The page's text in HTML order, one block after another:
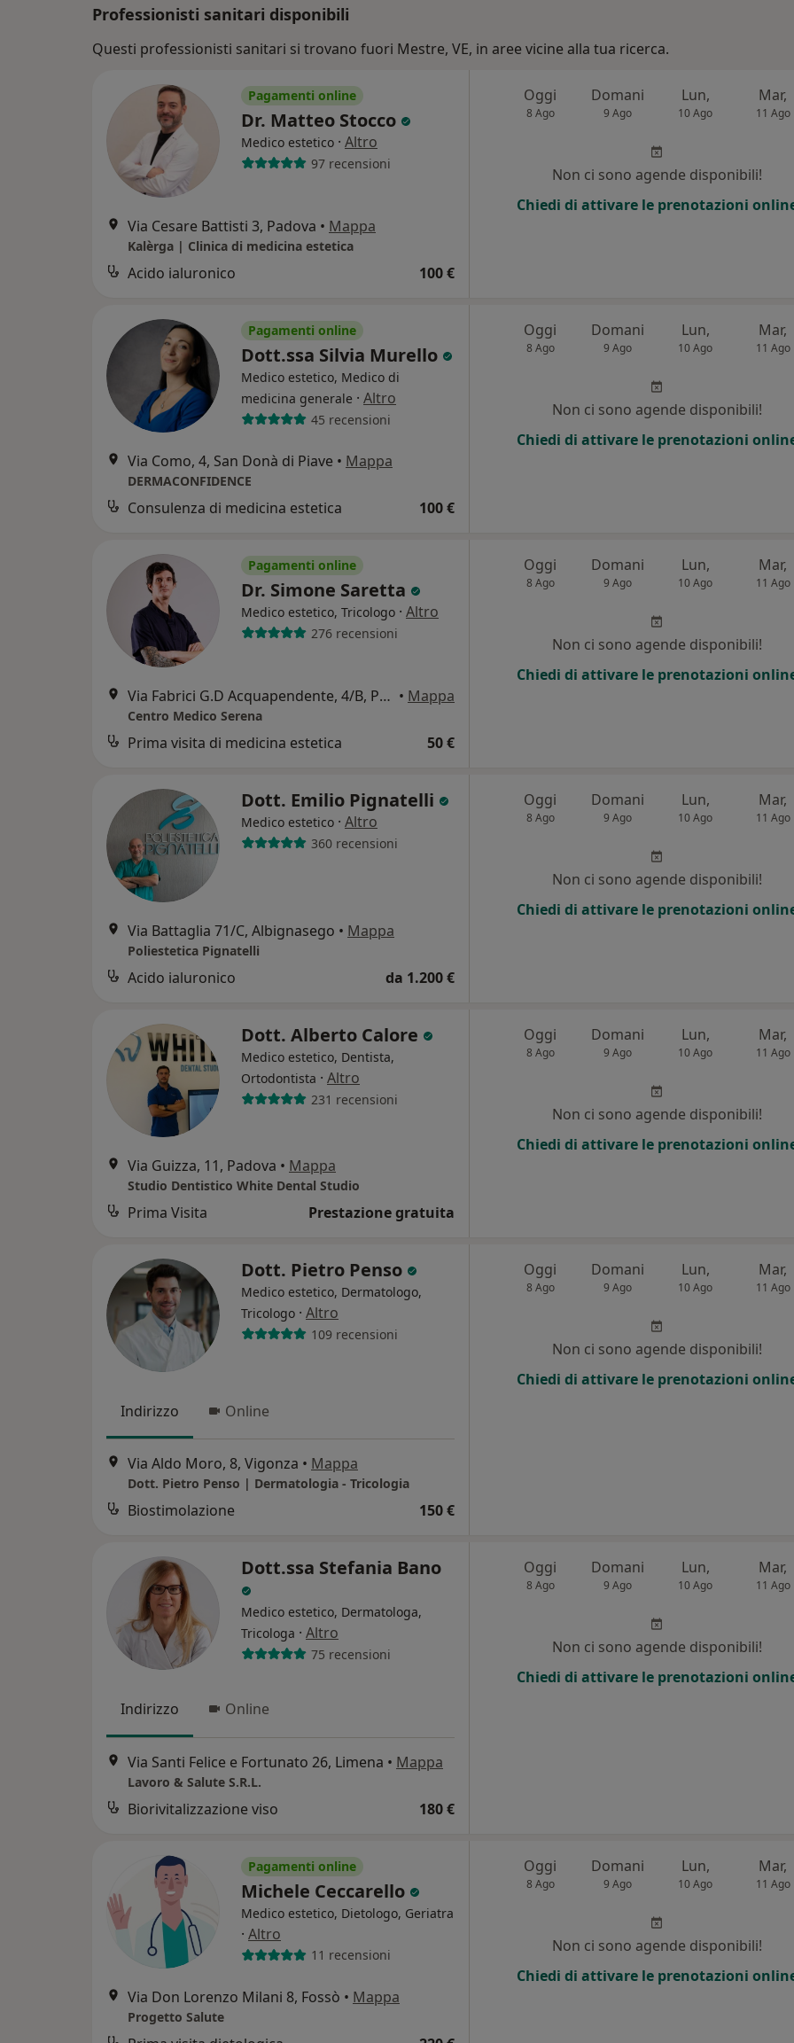
Professionisti sanitari disponibili
Questi professionisti sanitari si trovano fuori Mestre, VE, in aree vicine alla tua ricerca.
Pagamenti online
Dr. Matteo Stocco
Medico estetico · Altro
97 recensioni
Via Cesare Battisti 3, Padova • Mappa
Kalèrga | Clinica di medicina estetica
Acido ialuronico 100 €
Oggi
8 Ago
Domani
9 Ago
Lun,
10 Ago
Mar,
11 Ago
Non ci sono agende disponibili!
Chiedi di attivare le prenotazioni
Pagamenti online
Dott.ssa Silvia Murello
Medico estetico, Medico di
medicina generale · Altro
45 recensioni
Via Como, 4, San Donà di Piave • Mappa
DERMACONFIDENCE
Consulenza di medicina estetica 100 €
Oggi
8 Ago
Domani
9 Ago
Lun,
10 Ago
Mar,
11 Ago
Non ci sono agende disponibili!
Chiedi di attivare le prenotazioni
Pagamenti online
Dr. Simone Saretta
Medico estetico, Tricologo · Altro
276 recensioni
Via Fabrici G.D Acquapendente, 4/B, Padova • Mappa
Centro Medico Serena
Prima visita di medicina estetica 50 €
Oggi
8 Ago
Domani
9 Ago
Lun,
10 Ago
Mar,
11 Ago
Non ci sono agende disponibili!
Chiedi di attivare le prenotazioni
Dott. Emilio Pignatelli
Medico estetico · Altro
360 recensioni
Via Battaglia 71/C, Albignasego • Mappa
Poliestetica Pignatelli
Acido ialuronico da 1.200 €
Oggi
8 Ago
Domani
9 Ago
Lun,
10 Ago
Mar,
11 Ago
Non ci sono agende disponibili!
Chiedi di attivare le prenotazioni
Dott. Alberto Calore
Medico estetico, Dentista,
Ortodontista · Altro
231 recensioni
Via Guizza, 11, Padova • Mappa
Studio Dentistico White Dental Studio
Prima Visita Prestazione gratuita
Oggi
8 Ago
Domani
9 Ago
Lun,
10 Ago
Mar,
11 Ago
Non ci sono agende disponibili!
Chiedi di attivare le prenotazioni
Dott. Pietro Penso
Medico estetico, Dermatologo,
Tricologo · Altro
109 recensioni
Indirizzo Online
Via Aldo Moro, 8, Vigonza • Mappa
Dott. Pietro Penso | Dermatologia - Tricologia
Biostimolazione 150 €
Oggi
8 Ago
Domani
9 Ago
Lun,
10 Ago
Mar,
11 Ago
Non ci sono agende disponibili!
Chiedi di attivare le prenotazioni
Dott.ssa Stefania Bano
Medico estetico, Dermatologa,
Tricologa · Altro
75 recensioni
Indirizzo Online
Via Santi Felice e Fortunato 26, Limena • Mappa
Lavoro & Salute S.R.L.
Biorivitalizzazione viso 180 €
Oggi
8 Ago
Domani
9 Ago
Lun,
10 Ago
Mar,
11 Ago
Non ci sono agende disponibili!
Chiedi di attivare le prenotazioni
Pagamenti online
Michele Ceccarello
Medico estetico, Dietologo, Geriatra
· Altro
11 recensioni
Via Don Lorenzo Milani 8, Fossò • Mappa
Progetto Salute
Oggi
8 Ago
Domani
9 Ago
Lun,
10 Ago
Mar,
11 Ago
Non ci sono agende disponibili!
Chiedi di attivare le prenotazioni